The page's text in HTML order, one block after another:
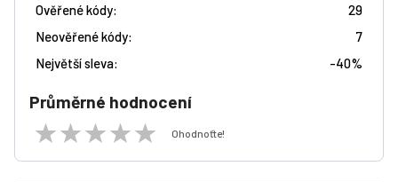
Ověřené kódy:
29
Neověřené kódy:
7
Největší sleva:
-40%
Průměrné hodnocení
Ohodnoťte!